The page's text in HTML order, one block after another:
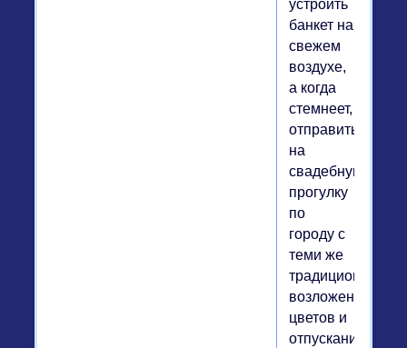
устроить
банкет на
свежем
воздухе,
а когда
стемнеет,
отправиться
на
свадебную
прогулку
по
городу с
теми же
традиционными
возложениями
цветов и
отпусканием